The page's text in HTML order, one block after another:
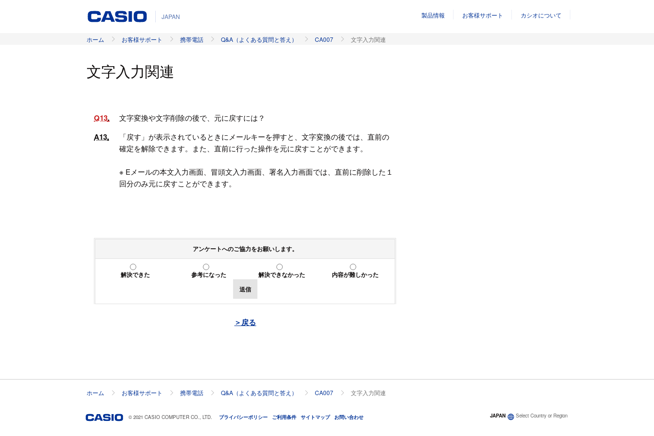
JAPAN 製品情報 お客様サポート カシオについて
ホーム お客様サポート 携帯電話 Q&A（よくある質問と答え） CA007 文字入力関連
文字入力関連
Q13 文字変換や文字削除の後で、元に戻すには？
A13
「戻す」が表示されているときにメールキーを押すと、文字変換の後では、直前の
確定を解除できます。また、直前に行った操作を元に戻すことができます。
※ Eメールの本文入力画面、冒頭文入力画面、署名入力画面では、直前に削除した１
回分のみ元に戻すことができます。
アンケートへのご協力をお願いします。
解決できた 参考になった 解決できなかった
内容が難しかった
送信
＞戻る
ホーム お客様サポート 携帯電話 Q&A（よくある質問と答え） CA007 文字入力関連
© 2021 CASIO COMPUTER CO., LTD. プライバシーポリシー ご利用条件 サイトマップ お問い合わせ JAPAN Select Country or Region